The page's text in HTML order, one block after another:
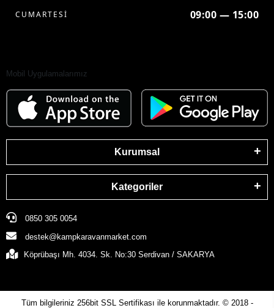
CUMARTESİ 09:00 — 15:00
Mobil Uygulamalarımız
Kurumsal
Kategoriler
0850 305 0054
destek@kampkaravanmarket.com
Köprübaşı Mh. 4034. Sk. No:30 Serdivan / SAKARYA
Tüm bilgileriniz 256bit SSL Sertifikası ile korunmaktadır. © 2018 -